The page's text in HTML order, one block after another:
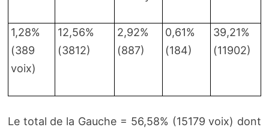
1,28%
(389
voix)
12,56%
(3812)
2,92%
(887)
0,61%
(184)
39,21%
(11902)
Le total de la Gauche = 56,58% (15179 voix) dont